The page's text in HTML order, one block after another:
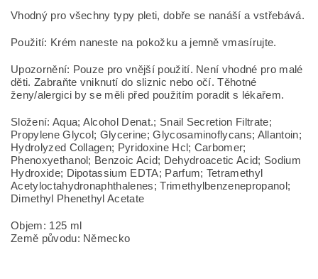
Vhodný pro všechny typy pleti, dobře se nanáší a vstřebává.
Použití: Krém naneste na pokožku a jemně vmasírujte.
Upozornění: Pouze pro vnější použití. Není vhodné pro malé
děti. Zabraňte vniknutí do sliznic nebo očí. Těhotné
ženy/alergici by se měli před použitím poradit s lékařem.
Složení: Aqua; Alcohol Denat.; Snail Secretion Filtrate;
Propylene Glycol; Glycerine; Glycosaminoflycans; Allantoin;
Hydrolyzed Collagen; Pyridoxine Hcl; Carbomer;
Phenoxyethanol; Benzoic Acid; Dehydroacetic Acid; Sodium
Hydroxide; Dipotassium EDTA; Parfum; Tetramethyl
Acetyloctahydronaphthalenes; Trimethylbenzenepropanol;
Dimethyl Phenethyl Acetate
Objem: 125 ml
Země původu: Německo